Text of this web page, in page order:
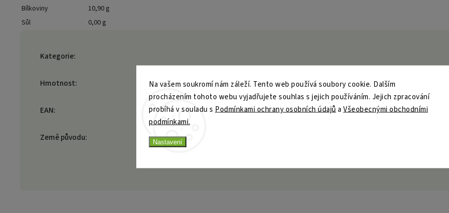
Na vašem soukromí nám záleží. Tento web používá soubory cookie. Dalším
procházením tohoto webu vyjadřujete souhlas s jejich používáním. Jejich zpracování
probíhá v souladu s Podmínkami ochrany osobních údajůa Všeobecnými obchodními
podmínkami.
Nastavení
Bílkoviny
10,90 g
Sůl
0,00 g
Kategorie:
Hmotnost:
EAN:
Země původu: